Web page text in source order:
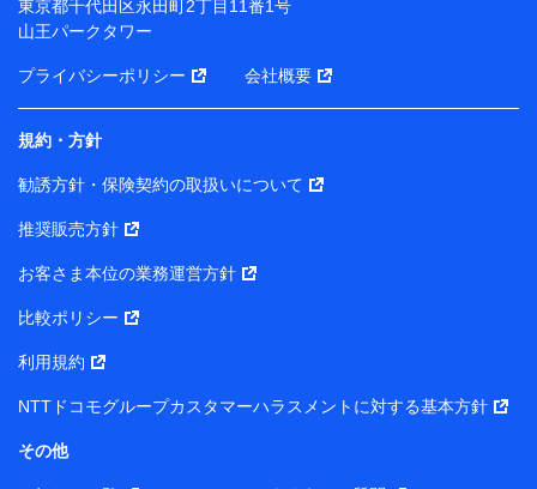
月11日以降、一度もdポイントクラブ会員であったこと
がないお客さまに限る）に関する、2019年12月10日以
前に取得した個人データは、こちら の利用目的の範囲内
当社は株式会社NTTドコモ・フィナンシャルグループ
との間で、以下のとおり個人データを共同利用しま
す。
【共同して利用される利用データの項目】
当社または株式会社NTTドコモ・フィナンシャルグルー
の個人データ
基本情報
性、連絡先、dポイントサービスのご利用に関する情報。例
所、dポイント残高、dポイント利用履歴などが含まれます。
東京都千代田区永田町2丁目11番1号
山王パークタワー
プライバシーポリシー 会社概要
規約・方針
勧誘方針・保険契約の取扱いについて
推奨販売方針
お客さま本位の業務運営方針
比較ポリシー
利用規約
NTTドコモグループカスタマーハラスメントに対する基本方針
その他